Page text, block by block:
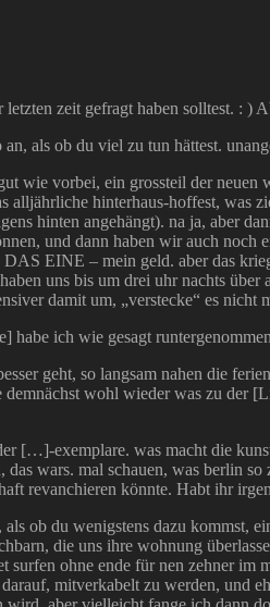
zeit gefragt haben solltest. : )
als ob du viel zu tun hättest.
wie vorbei, ein grossteil der
alljährliche hinterhaus-hoffest, was
hinten angehängt). na ja, aber
und dann haben wir auch
EINE – mein geld. aber das
uns bis um drei uhr nachts
damit um, „verstecke“ es nicht
habe ich wie gesagt
geht, so langsam nahen die
wohl wieder was zu der
[…]-exemplare. was macht die
das wars. mal schauen, was berlin
revanchieren könnte. Habt ihr
ob du wenigstens dazu kommst,
die uns ihre wohnung
surfen ohne ende für nen zehner
mitverkabelt zu werden, und